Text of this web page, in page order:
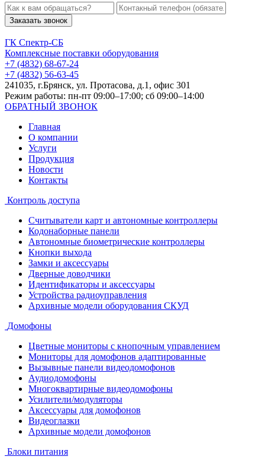
Заказать звонок
ГК Спектр-СБ
Комплексные поставки оборудования
+7 (4832) 68-67-24
+7 (4832) 56-63-45
241035, г.Брянск, ул. Протасова, д.1, офис 301
Режим работы: пн-пт 09:00–17:00; сб 09:00–14:00
ОБРАТНЫЙ ЗВОНОК
Главная
О компании
Услуги
Продукция
Новости
Контакты
Контроль доступа
Считыватели карт и автономные контроллеры
Кодонаборные панели
Автономные биометрические контроллеры
Кнопки выхода
Замки и аксессуары
Дверные доводчики
Идентификаторы и аксессуары
Устройства радиоуправления
Архивные модели оборудования СКУД
Домофоны
Цветные мониторы с кнопочным управлением
Мониторы для домофонов адаптированные
Вызывные панели видеодомофонов
Аудиодомофоны
Многоквартирные видеодомофоны
Усилители/модуляторы
Аксессуары для домофонов
Видеоглазки
Архивные модели домофонов
Блоки питания